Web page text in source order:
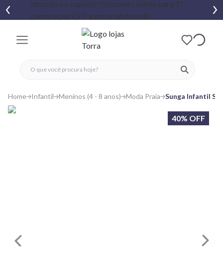
ver
fechar menu
fechar menu
favoritos
Home Infantil Meninos (4 - 8 anos) Moda Praia Sunga Infantil
40% OFF